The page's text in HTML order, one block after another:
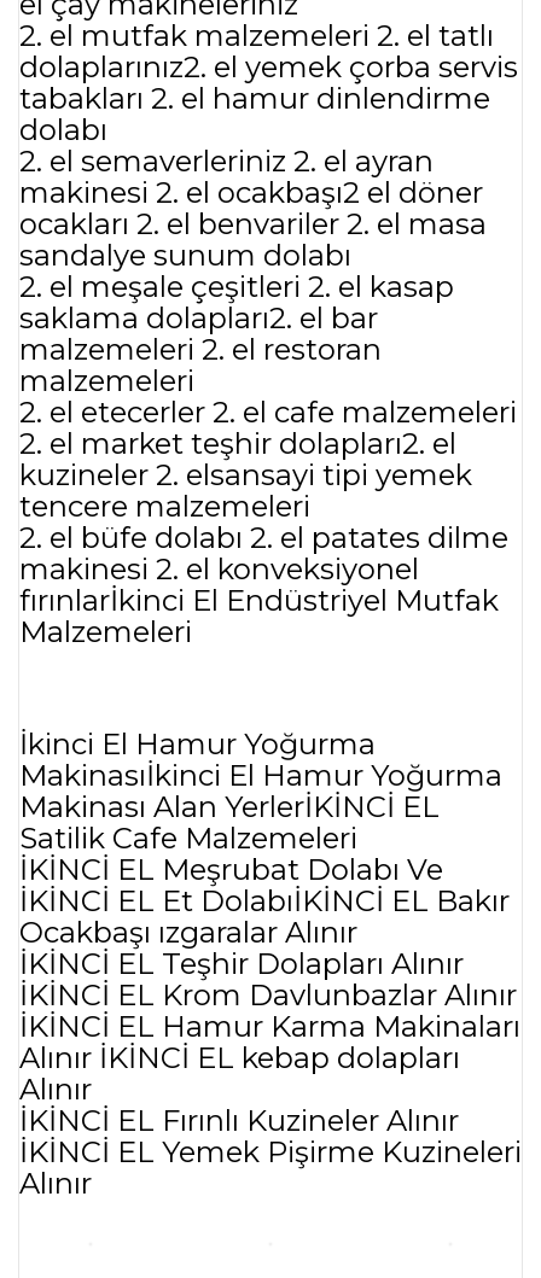
2. el mutfak malzemeleri 2. el tatlı
dolaplarınız2. el yemek çorba servis
tabakları 2. el hamur dinlendirme
dolabı
2. el semaverleriniz 2. el ayran
makinesi 2. el ocakbaşı2 el döner
ocakları 2. el benvariler 2. el masa
sandalye sunum dolabı
2. el meşale çeşitleri 2. el kasap
saklama dolapları2. el bar
malzemeleri 2. el restoran
malzemeleri
2. el etecerler 2. el cafe malzemeleri
2. el market teşhir dolapları2. el
kuzineler 2. elsansayi tipi yemek
tencere malzemeleri
2. el büfe dolabı 2. el patates dilme
makinesi 2. el konveksiyonel
fırınlarİkinci El Endüstriyel Mutfak
Malzemeleri
İkinci El Hamur Yoğurma
Makinasıİkinci El Hamur Yoğurma
Makinası Alan YerlerİKİNCİ EL
Satilik Cafe Malzemeleri
İKİNCİ EL Meşrubat Dolabı Ve
İKİNCİ EL Et DolabıİKİNCİ EL Bakır
Ocakbaşı ızgaralar Alınır
İKİNCİ EL Teşhir Dolapları Alınır
İKİNCİ EL Krom Davlunbazlar Alınır
İKİNCİ EL Hamur Karma Makinaları
Alınır İKİNCİ EL kebap dolapları
Alınır
İKİNCİ EL Fırınlı Kuzineler Alınır
İKİNCİ EL Yemek Pişirme Kuzineleri
Alınır